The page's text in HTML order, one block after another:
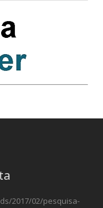
2017/02/pesquisa-